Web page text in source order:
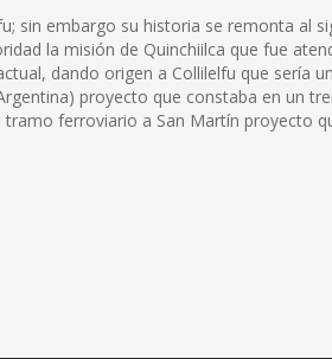
sin embargo su historia se remonta al
la misión de Quinchiilca que fue
dando origen a Collilelfu que sería
proyecto que constaba en un
tramo ferroviario a San Martín proyecto